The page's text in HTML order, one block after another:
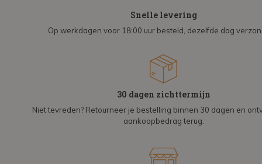
Snelle levering
Op werkdagen voor 18:00 uur besteld, dezelfde dag
30 dagen zichttermijn
Niet tevreden? Retourneer je bestelling binnen 30 dagen en
aankoopbedrag terug.